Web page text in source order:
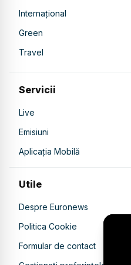
Internațional
Green
Travel
Servicii
Live
Emisiuni
Aplicația Mobilă
Utile
Despre Euronews
Politica Cookie
Formular de contact